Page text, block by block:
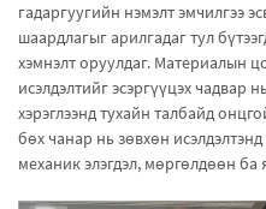
гадаргуугийн нэмэлт эмчилгээ
шаардлагыг арилгадаг тул
хэмнэлт оруулдаг. Материалын
исэлдэлтийг эсэргүүцэх чадвар
хэрэглээнд тухайн талбайд
бөх чанар нь зөвхөн исэлдэлтэнд
механик элэгдэл, мөргөлдөөн ба